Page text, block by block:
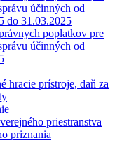
účinných od
do 31.03.2025
poplatkov pre
účinných od
hracie prístroje, daň za
priestranstva
priznania